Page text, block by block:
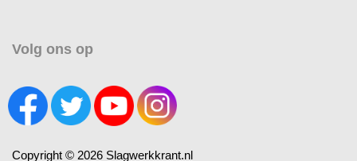
Volg ons op
Copyright © 2026 Slagwerkkrant.nl